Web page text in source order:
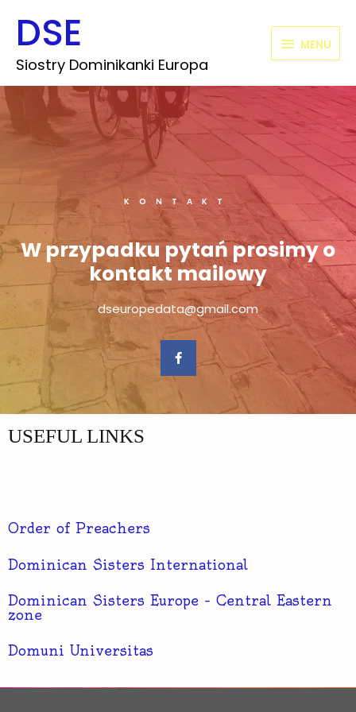
contentDSE
Siostry Dominikanki Europa
MENU
MENU
KONTAKT
W przypadku pytań prosimy o
kontakt mailowy
dseuropedata@gmail.com
F
a
c
e
o
o
USEFUL LINKS
Order of Preachers
Dominican Sisters International
Dominican Sisters Europe – Central Eastern
zone
Domuni Universitas